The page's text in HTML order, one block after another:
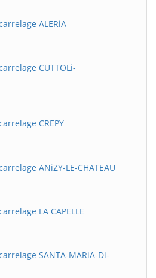
ALERiA
CUTTOLi-
CREPY
ANiZY-LE-CHATEAU
LA CAPELLE
SANTA-MARiA-Di-